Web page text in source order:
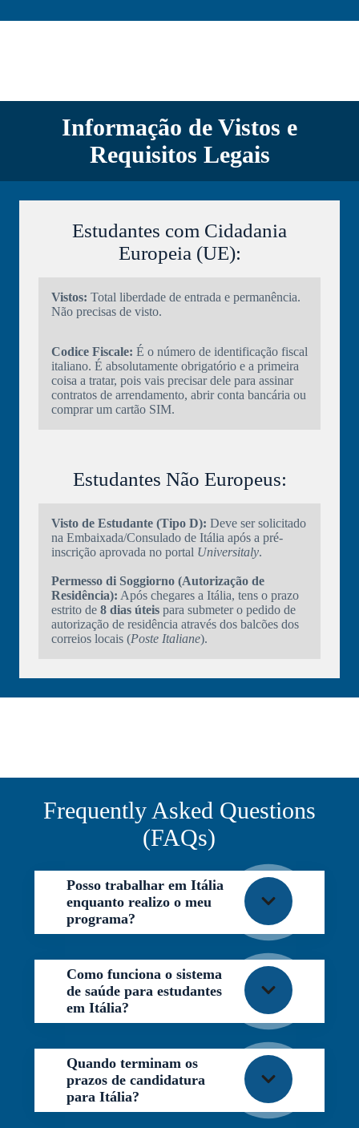
Informação de Vistos e
Requisitos Legais
Estudantes com Cidadania
Europeia (UE):
Vistos: Total liberdade de entrada e permanência.
Não precisas de visto.
Codice Fiscale: É o número de identificação fiscal
italiano. É absolutamente obrigatório e a primeira
coisa a tratar, pois vais precisar dele para assinar
contratos de arrendamento, abrir conta bancária ou
comprar um cartão SIM.
Estudantes Não Europeus:
Visto de Estudante (Tipo D): Deve ser solicitado
na Embaixada/Consulado de Itália após a pré-
inscrição aprovada no portal Universitaly.
Permesso di Soggiorno (Autorização de
Residência): Após chegares a Itália, tens o prazo
estrito de 8 dias úteis para submeter o pedido de
autorização de residência através dos balcões dos
correios locais (Poste Italiane).
Frequently Asked Questions
(FAQs)
Posso trabalhar em Itália
enquanto realizo o meu
programa?
Como funciona o sistema
de saúde para estudantes
em Itália?
Quando terminam os
prazos de candidatura
para Itália?